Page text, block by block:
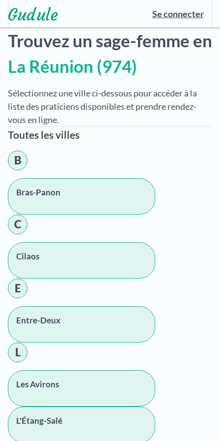
Se connecter
Trouvez un sage-femme en
La Réunion (974)
Sélectionnez une ville ci-dessous pour accéder à la
liste des praticiens disponibles et prendre rendez-
vous en ligne.
Toutes les villes
B
Bras-Panon
C
Cilaos
E
Entre-Deux
L
Les Avirons
L'Étang-Salé